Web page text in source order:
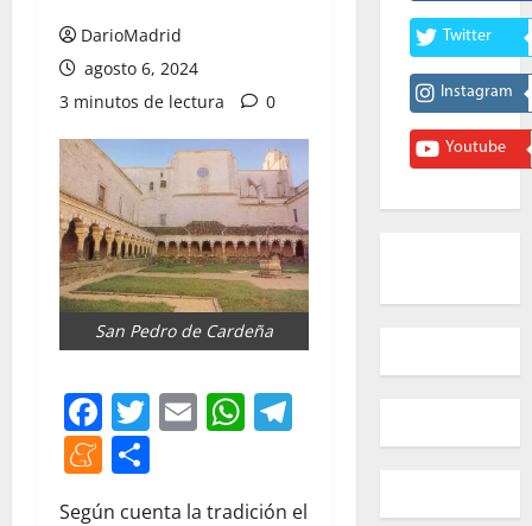
DarioMadrid
agosto 6, 2024
3 minutos de lectura
0
San Pedro de Cardeña
Facebook
Twitter
EmailWhatsApp
Meneame
Según cuenta la tradición el
Twitter
Instagram
Youtube